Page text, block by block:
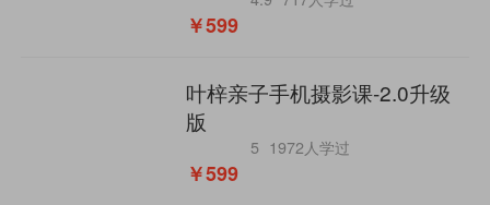
￥599
叶梓亲子手机摄影课-2.0升级
版
5 1972人学过
￥599